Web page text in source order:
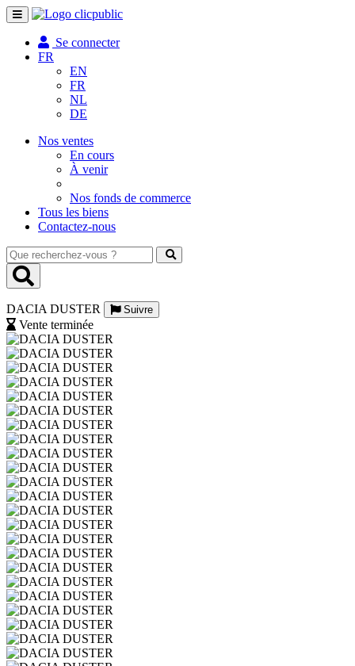
Toggle
navigation
Se connecter
FR
EN
FR
NL
DE
Nos ventes
En cours
À venir
Nos fonds de commerce
Tous les biens
Contactez-nous
Que
recherchez-
vous
DACIA DUSTER
Suivre
Vente terminée